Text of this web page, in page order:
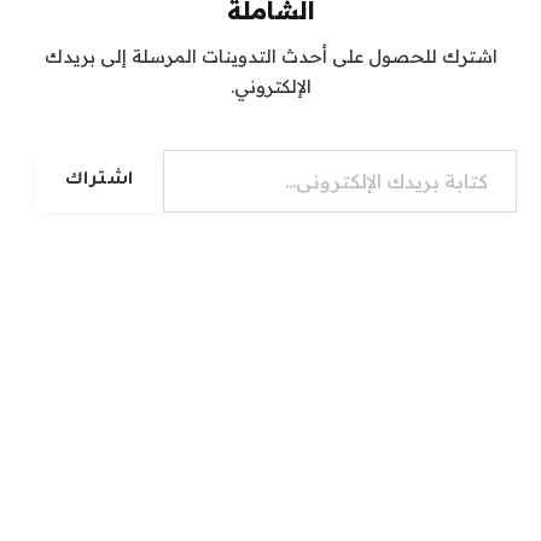
الشاملة
اشترك للحصول على أحدث التدوينات المرسلة إلى بريدك
الإلكتروني.
كتابة بريدك الإلكتروني...
اشتراك